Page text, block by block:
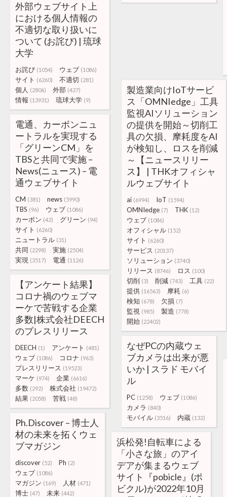
外部ウェブサイト上
における個人情報の
不適切な取り扱いに
ついて (お詫び) | 琉球
大学
お詫び (1054) ウェブ (1086)
サイト (6260) 不適切 (281)
個人 (2806) 外部 (427)
情報 (13931) 琉球大学 (9)
製造業向けIoTサービ
ス「OMNIedge」工具
監視AIソリューション
の提供を開始～切削工
具の欠損、摩耗度をAI
が検知し、ロスを削減
～【ニュースリリー
ス】 | THKオフィシャ
ルウェブサイト
ai (6994) IoT (1594)
OMNIedge (7) THK (12)
ウェブ (1086)
オフィシャル (152)
サイト (6260)
サービス (20137)
ソリューション (3740)
リリース (8746) ロス (100)
切削 (3) 削減 (743) 工具 (22)
提供 (16563) 摩耗 (6)
検知 (678) 欠損 (7)
監視 (985) 製造 (778)
開始 (22402)
電通、カーボンニュ
ートラルを実現する
「グリーンCM」を
TBSと共同で実施 –
News(ニュース) – 電
通ウェブサイト
CM (381) news (5990)
TBS (96) ウェブ (1086)
カーボン (42) グリーン (94)
サイト (6260)
ニュートラル (31)
共同 (2298) 実施 (2504)
実現 (3517) 電通 (1126)
【アンケート結果】
コロナ禍のウェブマ
ーケで苦戦する企業
多数|株式会社DEECH
のプレスリリース
DEECH (1) アンケート (481)
ウェブ (1086) コロナ (963)
プレスリリース (19523)
マーケ (974) 企業 (6616)
多数 (292) 株式会社 (19472)
結果 (2058) 苦戦 (48)
なぜPCの内蔵ウェ
ブカメラは出来が悪
いか | スラド モバイ
ル
PC (1258) ウェブ (1086)
カメラ (840)
モバイル (3516) 内蔵 (132)
Ph.Discover – 博士人
材の未来を拓くウェ
ブマガジン
discover (52) Ph (2)
ウェブ (1086)
マガジン (169) 人材 (471)
博士 (47) 未来 (442)
浜松発!⾃転⾞による
「小さな旅」のアイ
デアが集まるウェブ
サイト『pobicle』(ポ
ビクル)が2022年10月